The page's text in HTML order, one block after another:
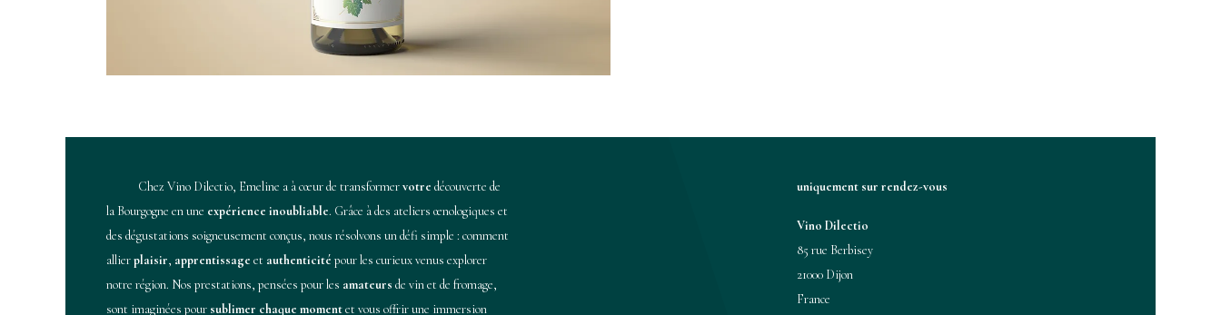
​Chez Vino Dilectio, Emeline a à cœur de transformervotre découverte de
la Bourgogne en une expérience inoubliable. Grâce à des ateliers œnologiques et
des dégustations soigneusement conçus, nous résolvons un défi simple : comment
allierplaisir, apprentissage et authenticité pour les curieux venus explorer
notre région. Nos prestations, pensées pour les amateurs de vin et de fromage,
sont imaginées pour sublimer chaque momentet vous offrir une immersion
uniquement sur rendez-vous
Vino Dilectio
85 rue Berbisey
21000 Dijon
France